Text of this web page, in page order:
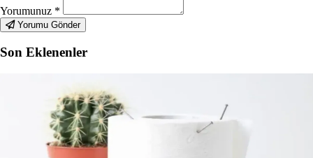
Yorumunuz *
Yorumu Gönder
Son Eklenenler